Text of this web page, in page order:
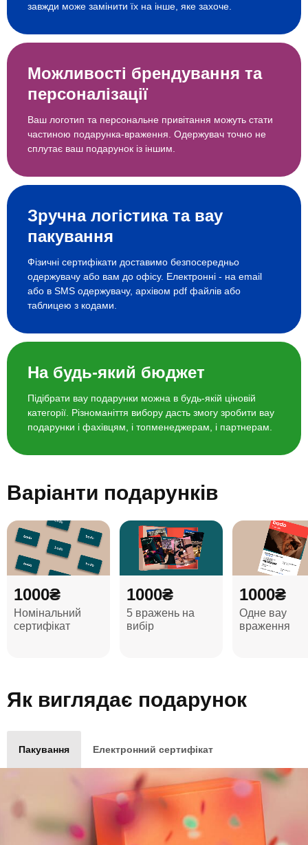
завжди може замінити їх на інше, яке захоче.
Можливості брендування та
персоналізації
Ваш логотип та персональне привітання можуть стати
частиною подарунка-враження. Одержувач точно не
сплутає ваш подарунок із іншим.
Зручна логістика та вау
пакування
Фізичні сертифікати доставимо безпосередньо
одержувачу або вам до офісу. Електронні - на email
або в SMS одержувачу, архівом pdf файлів або
таблицею з кодами.
На будь-який бюджет
Підібрати вау подарунки можна в будь-якій ціновій
категорії. Різноманіття вибору дасть змогу зробити вау
подарунки і фахівцям, і топменеджерам, і партнерам.
Варіанти подарунків
1000₴
Номінальний
сертифікат
1000₴
5 вражень на
вибір
1000₴
Одне вау
враження
Як виглядає подарунок
Пакування Електронний сертифікат